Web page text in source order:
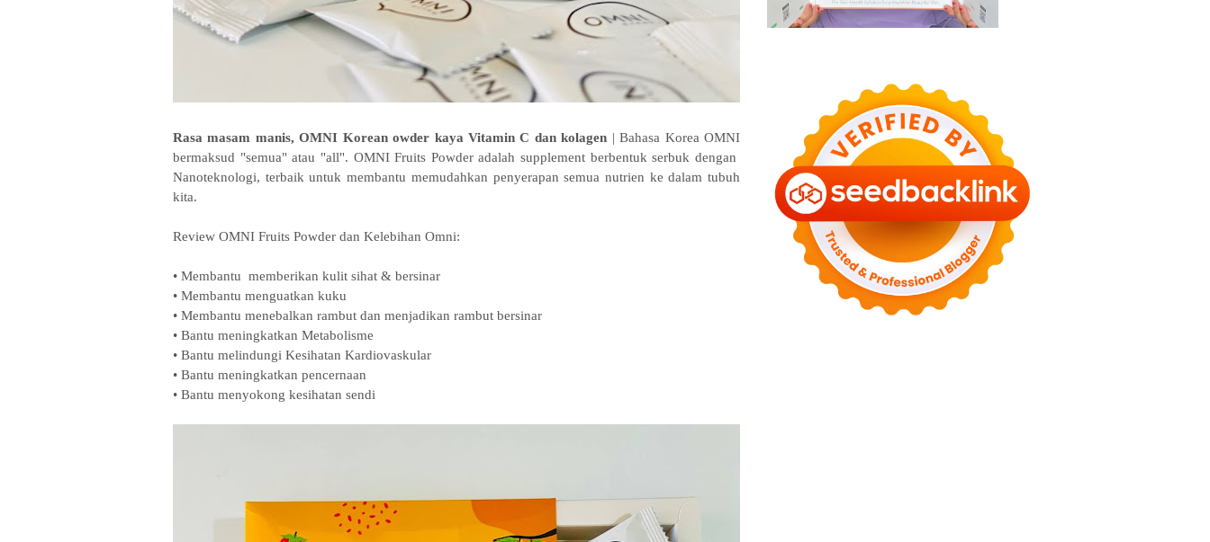
Rasa masam manis, OMNI Korean owder kaya Vitamin C dan kolagen | Bahasa Korea OMNI
bermaksud "semua" atau "all". OMNI Fruits Powder adalah supplement berbentuk serbuk dengan
Nanoteknologi, terbaik untuk membantu memudahkan penyerapan semua nutrien ke dalam tubuh
kita.
Review OMNI Fruits Powder dan Kelebihan Omni:
• Membantu memberikan kulit sihat & bersinar
• Membantu menguatkan kuku
• Membantu menebalkan rambut dan menjadikan rambut bersinar
• Bantu meningkatkan Metabolisme
• Bantu melindungi Kesihatan Kardiovaskular
• Bantu meningkatkan pencernaan
• Bantu menyokong kesihatan sendi